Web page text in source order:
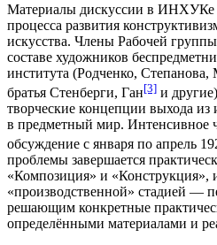
Материалы дискуссии в ИНХУКе
процесса развития
искусства. Члены Рабочей
составе художников
института (Родченко,
братья Стенберги, Ган[3] и другие)
творческие концепции выхода из
в предметный мир. Интенсивное
обсуждение с января по апрель
проблемы завершается
«Композиция» и «Конструкция»,
«производственной» стадией —
решающим конкретные
определёнными материалами и